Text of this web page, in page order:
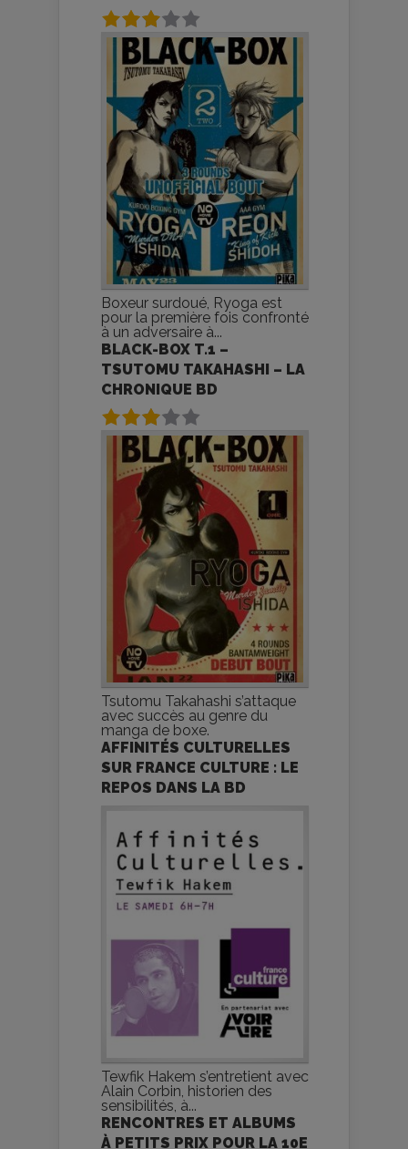
Boxeur surdoué, Ryoga est
pour la première fois confronté
à un adversaire à...
BLACK-BOX T.1 –
TSUTOMU TAKAHASHI – LA
CHRONIQUE BD
Tsutomu Takahashi s’attaque
avec succès au genre du
manga de boxe.
AFFINITÉS CULTURELLES
SUR FRANCE CULTURE : LE
REPOS DANS LA BD
Tewfik Hakem s’entretient avec
Alain Corbin, historien des
sensibilités, à...
RENCONTRES ET ALBUMS
À PETITS PRIX POUR LA 10E